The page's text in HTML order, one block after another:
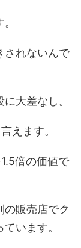
されないんで
大差なし。
えます。
倍の価値で
販売店でク
います。